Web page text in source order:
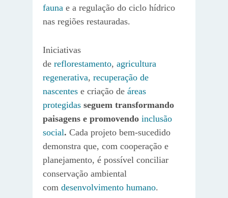
fauna e a regulação do ciclo hídrico
nas regiões restauradas.
Iniciativas
de reflorestamento, agricultura
regenerativa, recuperação de
nascentes e criação de áreas
protegidas seguem transformando
paisagens e promovendo inclusão
social. Cada projeto bem-sucedido
demonstra que, com cooperação e
planejamento, é possível conciliar
conservação ambiental
com desenvolvimento humano.